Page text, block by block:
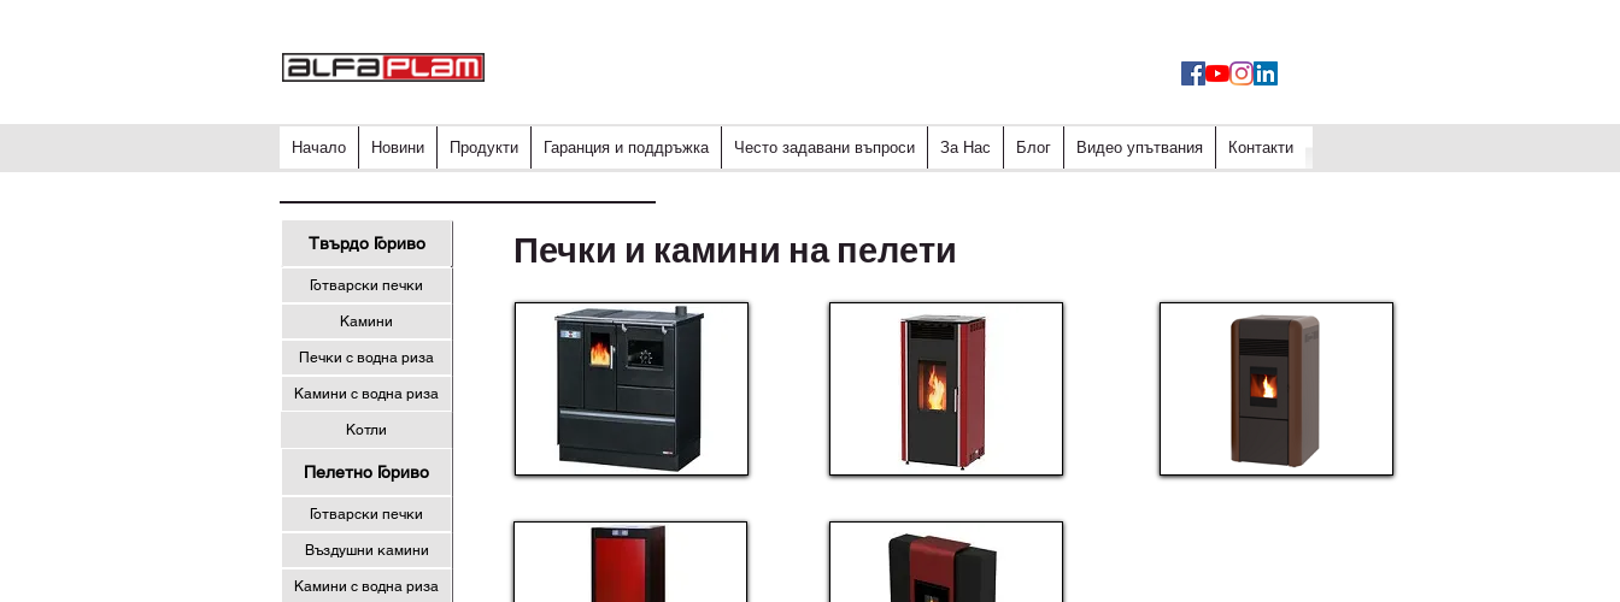
Начало Новини Продукти Гаранция и поддръжка Често задавани въпроси За Нас Блог Видео упътвания Контакти
Твърдо Гориво
Готварски печки
Камини
Печки с водна риза
Камини с водна риза
Котли
Пелетно Гориво
Готварски печки
Въздушни камини
Камини с водна риза
Печки и камини на пелети